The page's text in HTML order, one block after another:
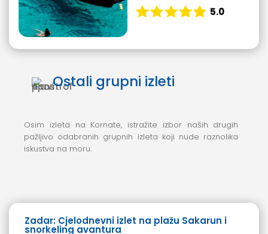
5.0
Ostali grupni izleti
Osim izleta na Kornate, istražite izbor naših drugih
pažljivo odabranih grupnih izleta koji nude raznolika
iskustva na moru.
Zadar: Cjelodnevni izlet na plažu Sakarun i
snorkeling avantura